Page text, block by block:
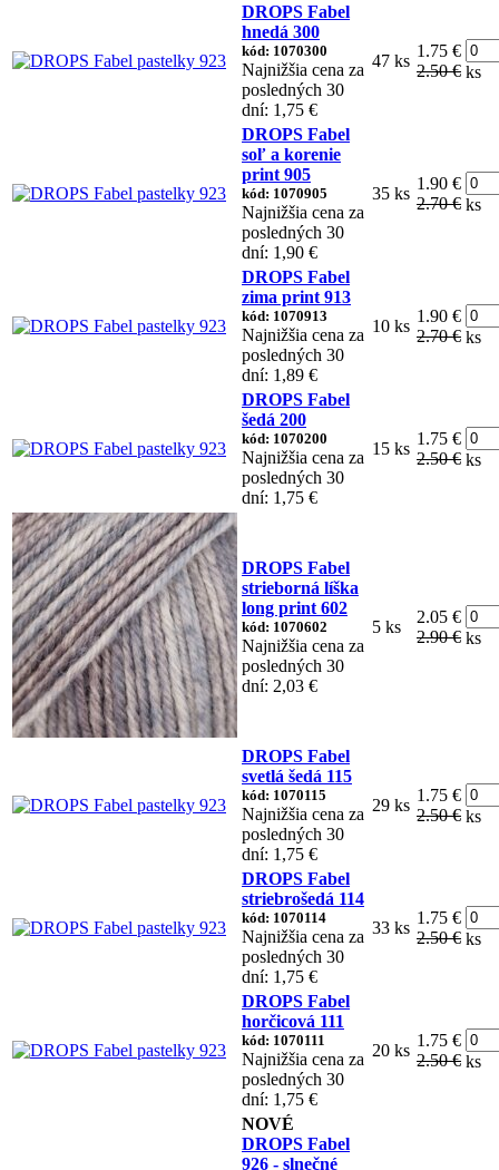
DROPS Fabel
hnedá 300
kód: 1070300
Najnižšia cena za
posledných 30
dní: 1,75 €
47 ks
1.75 €
2.50 € ks
DROPS Fabel
soľ a korenie
print 905
kód: 1070905
Najnižšia cena za
posledných 30
dní: 1,90 €
35 ks
1.90 €
2.70 € ks
DROPS Fabel
zima print 913
kód: 1070913
Najnižšia cena za
posledných 30
dní: 1,89 €
10 ks
1.90 €
2.70 € ks
DROPS Fabel
šedá 200
kód: 1070200
Najnižšia cena za
posledných 30
dní: 1,75 €
15 ks
1.75 €
2.50 € ks
DROPS Fabel
strieborná líška
long print 602
kód: 1070602
Najnižšia cena za
posledných 30
dní: 2,03 €
5 ks
2.05 €
2.90 € ks
DROPS Fabel
svetlá šedá 115
kód: 1070115
Najnižšia cena za
posledných 30
dní: 1,75 €
29 ks
1.75 €
2.50 € ks
DROPS Fabel
striebrošedá 114
kód: 1070114
Najnižšia cena za
posledných 30
dní: 1,75 €
33 ks
1.75 €
2.50 € ks
DROPS Fabel
horčicová 111
kód: 1070111
Najnižšia cena za
posledných 30
dní: 1,75 €
20 ks
1.75 €
2.50 € ks
NOVÉ
DROPS Fabel
926 - slnečné